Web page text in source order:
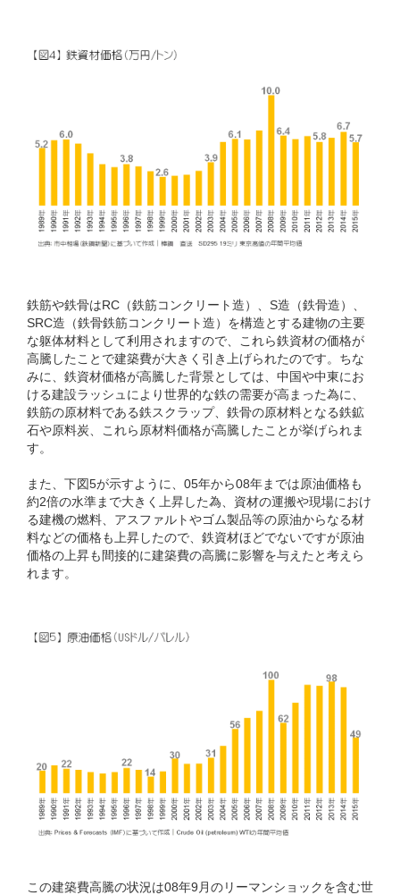
鉄筋や鉄骨はRC（鉄筋コンクリート造）、S造（鉄骨造）、
SRC造（鉄骨鉄筋コンクリート造）を構造とする建物の主要
な躯体材料として利用されますので、これら鉄資材の価格が
高騰したことで建築費が大きく引き上げられたのです。ちな
みに、鉄資材価格が高騰した背景としては、中国や中東にお
ける建設ラッシュにより世界的な鉄の需要が高まった為に、
鉄筋の原材料である鉄スクラップ、鉄骨の原材料となる鉄鉱
石や原料炭、これら原材料価格が高騰したことが挙げられま
す。
また、下図5が示すように、05年から08年までは原油価格も
約2倍の水準まで大きく上昇した為、資材の運搬や現場におけ
る建機の燃料、アスファルトやゴム製品等の原油からなる材
料などの価格も上昇したので、鉄資材ほどでないですが原油
価格の上昇も間接的に建築費の高騰に影響を与えたと考えら
れます。
この建築費高騰の状況は08年9月のリーマンショックを含む世